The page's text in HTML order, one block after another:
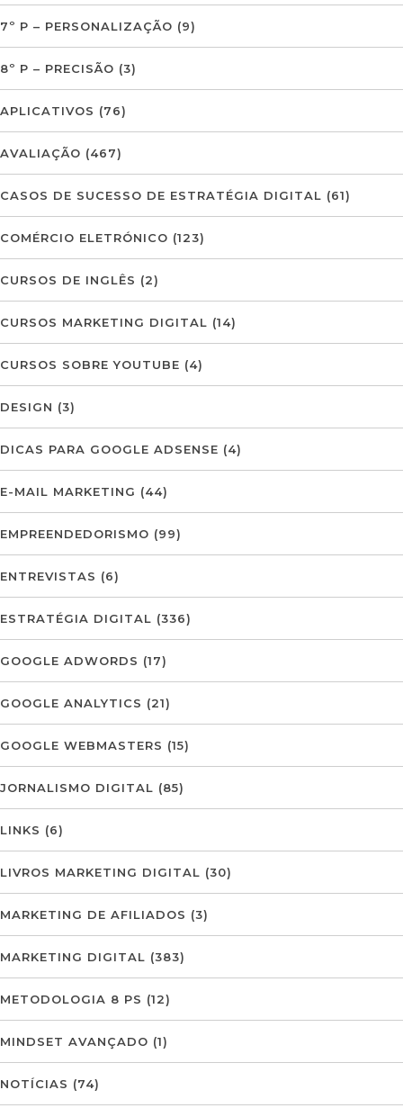
7º P – PERSONALIZAÇÃO (9)
8º P – PRECISÃO (3)
APLICATIVOS (76)
AVALIAÇÃO (467)
CASOS DE SUCESSO DE ESTRATÉGIA DIGITAL (61)
COMÉRCIO ELETRÓNICO (123)
CURSOS DE INGLÊS (2)
CURSOS MARKETING DIGITAL (14)
CURSOS SOBRE YOUTUBE (4)
DESIGN (3)
DICAS PARA GOOGLE ADSENSE (4)
E-MAIL MARKETING (44)
EMPREENDEDORISMO (99)
ENTREVISTAS (6)
ESTRATÉGIA DIGITAL (336)
GOOGLE ADWORDS (17)
GOOGLE ANALYTICS (21)
GOOGLE WEBMASTERS (15)
JORNALISMO DIGITAL (85)
LINKS (6)
LIVROS MARKETING DIGITAL (30)
MARKETING DE AFILIADOS (3)
MARKETING DIGITAL (383)
METODOLOGIA 8 PS (12)
MINDSET AVANÇADO (1)
NOTÍCIAS (74)